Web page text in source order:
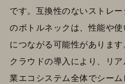
です。互換性のないストレ
のボトルネックは、性能や
につながる可能性がありま
クラウドの導入により、リ
業エコシステム全体でシーム